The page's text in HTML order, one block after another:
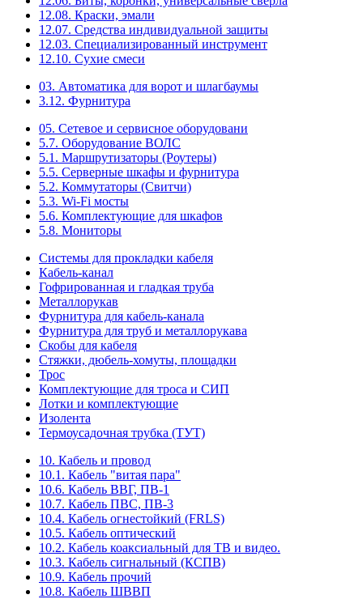
12.08. Краски, эмали
12.07. Средства индивидуальной защиты
12.03. Специализированный инструмент
12.10. Сухие смеси
03. Автоматика для ворот и шлагбаумы
3.12. Фурнитура
05. Сетевое и сервисное оборудовани
5.7. Оборудование ВОЛС
5.1. Маршрутизаторы (Роутеры)
5.5. Серверные шкафы и фурнитура
5.2. Коммутаторы (Свитчи)
5.3. Wi-Fi мосты
5.6. Комплектующие для шкафов
5.8. Мониторы
Системы для прокладки кабеля
Кабель-канал
Гофрированная и гладкая труба
Металлорукав
Фурнитура для кабель-канала
Фурнитура для труб и металлорукава
Скобы для кабеля
Стяжки, дюбель-хомуты, площадки
Трос
Комплектующие для троса и СИП
Лотки и комплектующие
Изолента
Термоусадочная трубка (ТУТ)
10. Кабель и провод
10.1. Кабель "витая пара"
10.6. Кабель ВВГ, ПВ-1
10.7. Кабель ПВС, ПВ-3
10.4. Кабель огнестойкий (FRLS)
10.5. Кабель оптический
10.2. Кабель коаксиальный для ТВ и видео.
10.3. Кабель сигнальный (КСПВ)
10.9. Кабель прочий
10.8. Кабель ШВВП